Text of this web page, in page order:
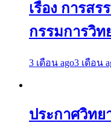
เรื่อง การส
กรรมการวิท
3 เดือน ago3 เดือน
ประกาศวิท